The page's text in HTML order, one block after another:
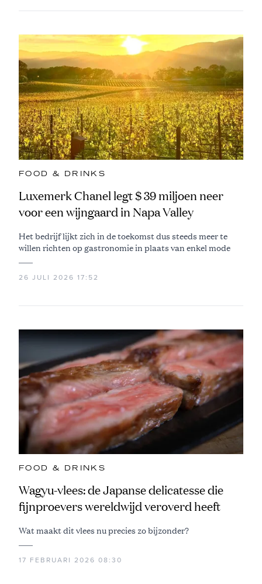
FOOD & DRINKS
Luxemerk Chanel legt $ 39 miljoen neer
voor een wijngaard in Napa Valley
Het bedrijf lijkt zich in de toekomst dus steeds meer te
willen richten op gastronomie in plaats van enkel mode
26 JULI 2026 17:52
FOOD & DRINKS
Wagyu-vlees: de Japanse delicatesse die
fijnproevers wereldwijd veroverd heeft
Wat maakt dit vlees nu precies zo bijzonder?
17 FEBRUARI 2026 08:30